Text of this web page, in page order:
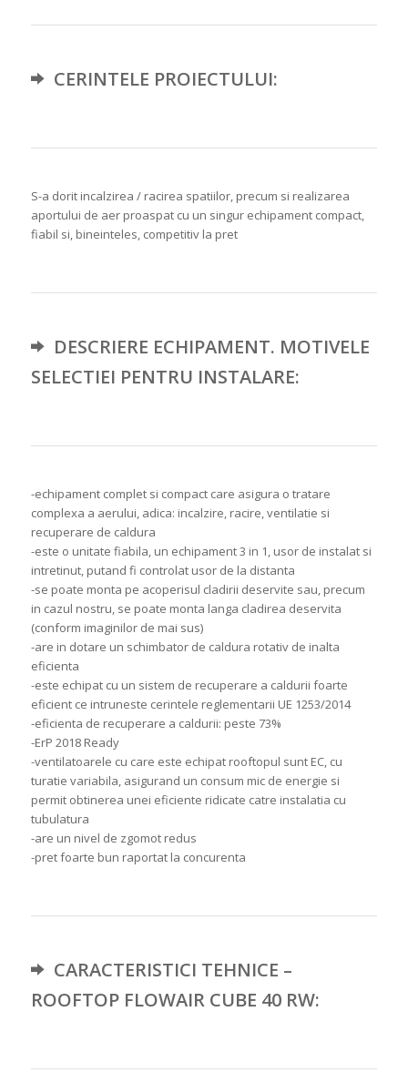
CERINTELE PROIECTULUI:
S-a dorit incalzirea / racirea spatiilor, precum si realizarea
aportului de aer proaspat cu un singur echipament compact,
fiabil si, bineinteles, competitiv la pret
DESCRIERE ECHIPAMENT. MOTIVELE
SELECTIEI PENTRU INSTALARE:
-echipament complet si compact care asigura o tratare
complexa a aerului, adica: incalzire, racire, ventilatie si
recuperare de caldura
-este o unitate fiabila, un echipament 3 in 1, usor de instalat si
intretinut, putand fi controlat usor de la distanta
-se poate monta pe acoperisul cladirii deservite sau, precum
in cazul nostru, se poate monta langa cladirea deservita
(conform imaginilor de mai sus)
-are in dotare un schimbator de caldura rotativ de inalta
eficienta
-este echipat cu un sistem de recuperare a caldurii foarte
eficient ce intruneste cerintele reglementarii UE 1253/2014
-eficienta de recuperare a caldurii: peste 73%
-ErP 2018 Ready
-ventilatoarele cu care este echipat rooftopul sunt EC, cu
turatie variabila, asigurand un consum mic de energie si
permit obtinerea unei eficiente ridicate catre instalatia cu
tubulatura
-are un nivel de zgomot redus
-pret foarte bun raportat la concurenta
CARACTERISTICI TEHNICE –
ROOFTOP FLOWAIR CUBE 40 RW: